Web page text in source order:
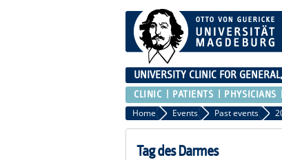
UNIVERSITY CLINIC FOR
CLINIC PATIENTS PHYSICIANS
Home Events Past events
Tag des Darmes